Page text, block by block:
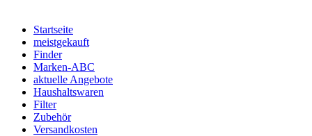
Startseite
meistgekauft
Finder
Marken-ABC
aktuelle Angebote
Haushaltswaren
Filter
Zubehör
Versandkosten